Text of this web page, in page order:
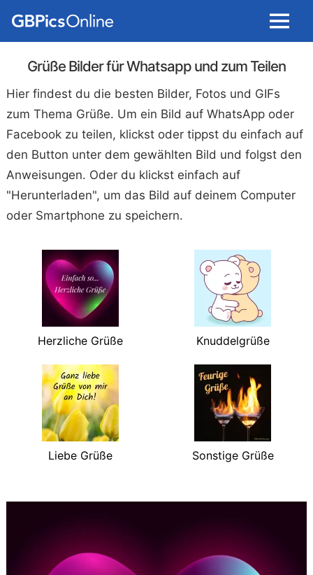
Menu
Grüße Bilder für Whatsapp und zum Teilen
Hier findest du die besten Bilder, Fotos und GIFs
zum Thema Grüße. Um ein Bild auf WhatsApp oder
Facebook zu teilen, klickst oder tippst du einfach auf
den Button unter dem gewählten Bild und folgst den
Anweisungen. Oder du klickst einfach auf
"Herunterladen", um das Bild auf deinem Computer
oder Smartphone zu speichern.
Herzliche Grüße Knuddelgrüße
Liebe Grüße Sonstige Grüße